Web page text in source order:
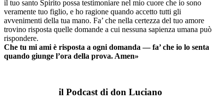
il tuo santo Spirito possa testimoniare nel mio cuore che io sono
veramente tuo figlio, e ho ragione quando accetto tutti gli
avvenimenti della tua mano. Fa’ che nella certezza del tuo amore
trovino risposta quelle domande a cui nessuna sapienza umana può
rispondere.
Che tu mi ami è risposta a ogni domanda — fa’ che io lo senta
quando giunge l’ora della prova. Amen»
il Podcast di don Luciano